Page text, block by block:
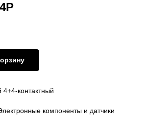
контактный
компоненты и датчики